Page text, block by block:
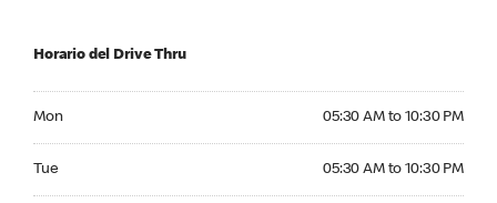
Horario del Drive Thru
Mon 05:30 AM to 10:30 PM
Tue 05:30 AM to 10:30 PM